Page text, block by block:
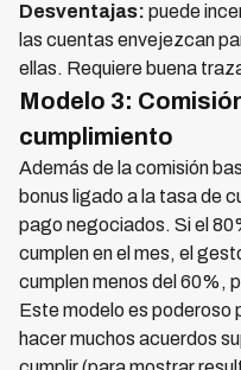
Desventajas: puede
las cuentas envejezcan
ellas. Requiere buena
Modelo 3:
cumplimiento
Además de la comisión
bonus ligado a la tasa de
pago negociados. Si el
cumplen en el mes, el
cumplen menos del 60%,
Este modelo es poderoso
hacer muchos acuerdos